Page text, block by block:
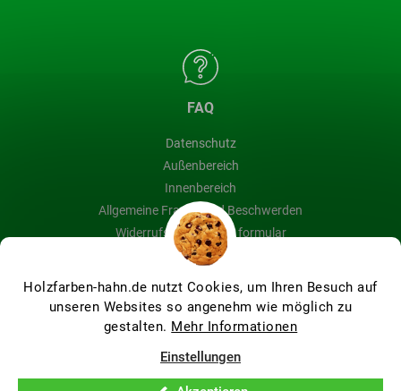
Holzfarben-hahn.de nutzt Cookies, um Ihren Besuch auf
unseren Websites so angenehm wie möglich zu
gestalten. Mehr Informationen
Einstellungen
FAQ
Datenschutz
Außenbereich
Innenbereich
Allgemeine Fragen und Beschwerden
Widerrufsbelehrung & formular
Blog